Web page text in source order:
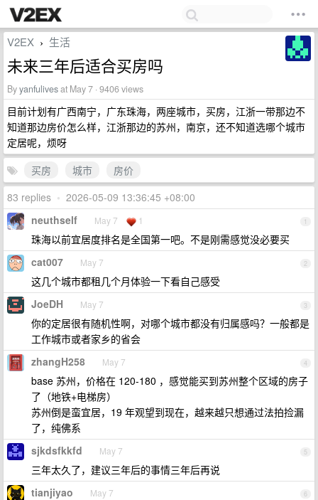
V2EX › 生活
未来三年后适合买房吗
Byyanfulivesat May 7 · 9406 views
目前计划有广西南宁，广东珠海，两座城市，买房，江浙一带那边不
知道那边房价怎么样，江浙那边的苏州，南京，还不知道选哪个城市
定居呢，烦呀
买房
城市
房价
83 replies • 2026-05-09 13:36:45 +08:00
1
neuthself May 7 1
珠海以前宜居度排名是全国第一吧。不是刚需感觉没必要买
2
cat007 May 7
这几个城市都租几个月体验一下看自己感受
3
JoeDH May 7
你的定居很有随机性啊，对哪个城市都没有归属感吗？一般都是
工作城市或者家乡的省会
4
zhangH258 May 7
base 苏州，价格在 120-180 ，感觉能买到苏州整个区域的房子
了（地铁+电梯房）
苏州倒是蛮宜居，19 年观望到现在，越来越只想通过法拍捡漏
了，纯佛系
5
sjkdsfkkfd May 7
三年太久了，建议三年后的事情三年后再说
6
tianjiyao May 7